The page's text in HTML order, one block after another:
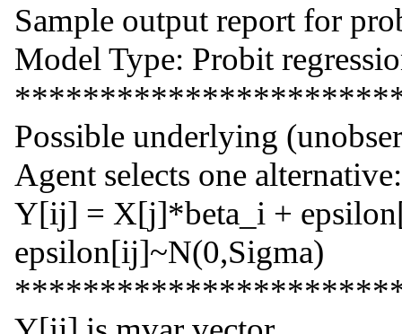
Sample output report for
Model Type: Probit
Possible underlying
Agent selects one alternative:
Y[ij] = X[j]*beta_i +
epsilon[ij]~N(0,Sigma)